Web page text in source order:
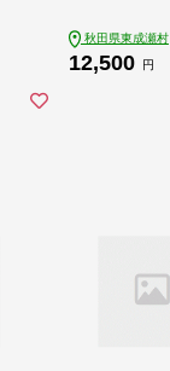
秋田県東成瀬村
12,500 円